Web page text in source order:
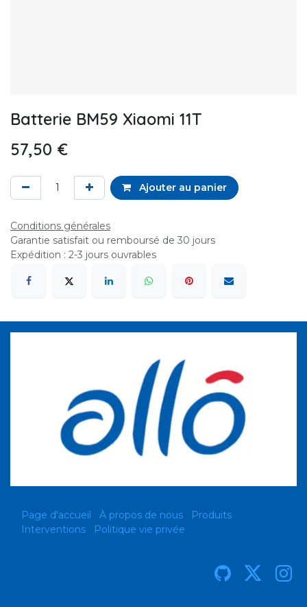
Batterie BM59 Xiaomi 11T
57,50 €
Ajouter au panier
Conditions générales
Garantie satisfait ou remboursé de 30 jours
Expédition : 2-3 jours ouvrables
Page d'accueil À propos de nous
Produits
Interventions
Politique vie privée